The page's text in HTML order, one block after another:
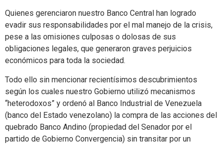
Quienes gerenciaron nuestro Banco Central han logrado
evadir sus responsabilidades por el mal manejo de la crisis,
pese a las omisiones culposas o dolosas de sus
obligaciones legales, que generaron graves perjuicios
económicos para toda la sociedad.
Todo ello sin mencionar recientísimos descubrimientos
según los cuales nuestro Gobierno utilizó mecanismos
“heterodoxos” y ordenó al Banco Industrial de Venezuela
(banco del Estado venezolano) la compra de las acciones del
quebrado Banco Andino (propiedad del Senador por el
partido de Gobierno Convergencia) sin transitar por un